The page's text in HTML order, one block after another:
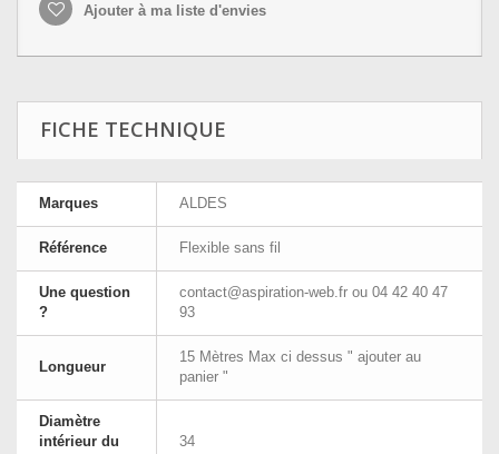
Ajouter à ma liste d'envies
FICHE TECHNIQUE
Marques ALDES
Référence Flexible sans fil
Une question
?
contact@aspiration-web.fr ou 04 42 40 47
93
Longueur
15 Mètres Max ci dessus " ajouter au
panier "
Diamètre
intérieur du
34